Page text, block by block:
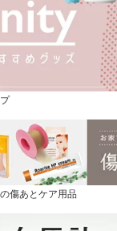
傷あとケア用品